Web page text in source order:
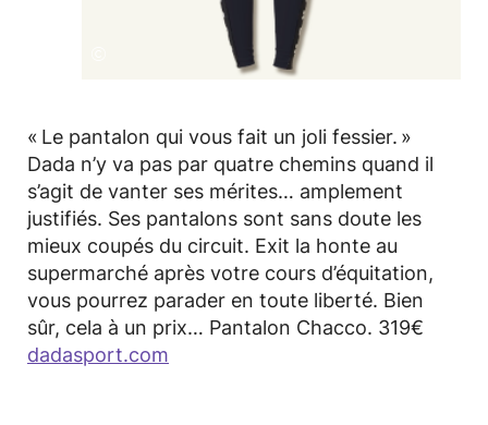
« Le pantalon qui vous fait un joli fessier. »
Dada n’y va pas par quatre chemins quand il
s’agit de vanter ses mérites… amplement
justifiés. Ses pantalons sont sans doute les
mieux coupés du circuit. Exit la honte au
supermarché après votre cours d’équitation,
vous pourrez parader en toute liberté. Bien
sûr, cela à un prix… Pantalon Chacco. 319€
dadasport.com